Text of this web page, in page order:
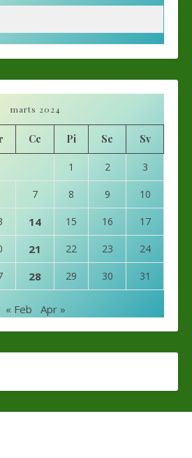
marts 2024
Ce Pi Se Sv
1 2 3
7 8 9 10
14 15 16 17
21 22 23 24
28 29 30 31
« Feb Apr »